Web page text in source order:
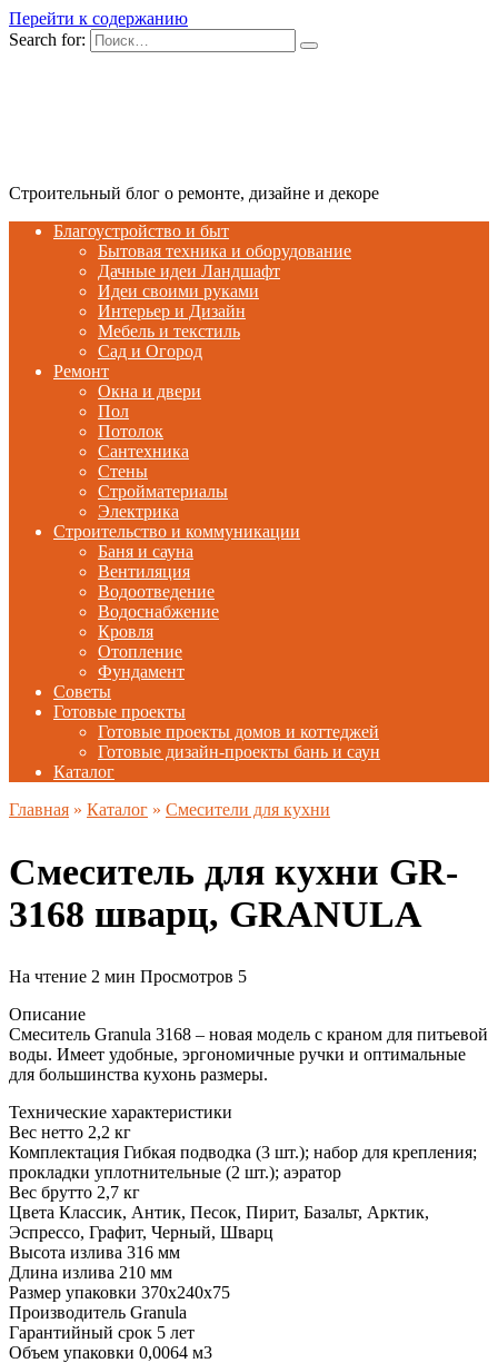
Перейти к содержанию
Search for:
Строительный блог о ремонте, дизайне и декоре
Благоустройство и быт
Бытовая техника и оборудование
Дачные идеи Ландшафт
Идеи своими руками
Интерьер и Дизайн
Мебель и текстиль
Сад и Огород
Ремонт
Окна и двери
Пол
Потолок
Сантехника
Стены
Стройматериалы
Электрика
Строительство и коммуникации
Баня и сауна
Вентиляция
Водоотведение
Водоснабжение
Кровля
Отопление
Фундамент
Советы
Готовые проекты
Готовые проекты домов и коттеджей
Готовые дизайн-проекты бань и саун
Каталог
Главная » Каталог » Смесители для кухни
Смеситель для кухни GR-
3168 шварц, GRANULA
На чтение 2 мин Просмотров 5
Описание
Смеситель Granula 3168 – новая модель с краном для питьевой
воды. Имеет удобные, эргономичные ручки и оптимальные
для большинства кухонь размеры.
Технические характеристики
Вес нетто 2,2 кг
Комплектация Гибкая подводка (3 шт.); набор для крепления;
прокладки уплотнительные (2 шт.); аэратор
Вес брутто 2,7 кг
Цвета Классик, Антик, Песок, Пирит, Базальт, Арктик,
Эспрессо, Графит, Черный, Шварц
Высота излива 316 мм
Длина излива 210 мм
Размер упаковки 370x240x75
Производитель Granula
Гарантийный срок 5 лет
Объем упаковки 0,0064 м3